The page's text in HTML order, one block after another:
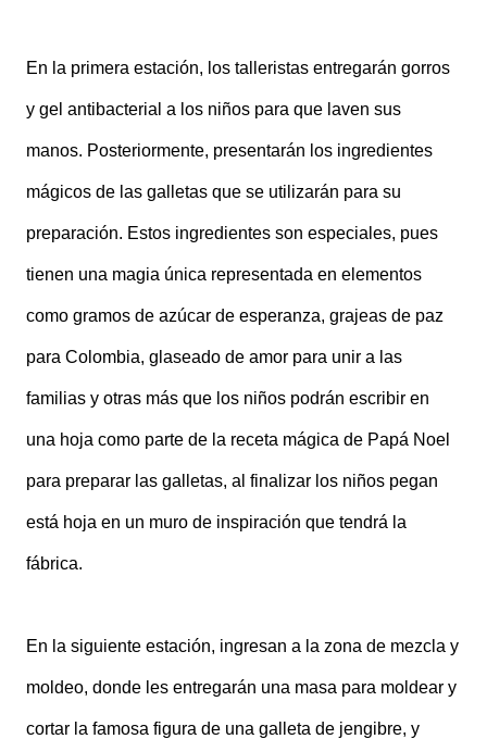
En la primera estación, los talleristas entregarán gorros
y gel antibacterial a los niños para que laven sus
manos. Posteriormente, presentarán los ingredientes
mágicos de las galletas que se utilizarán para su
preparación. Estos ingredientes son especiales, pues
tienen una magia única representada en elementos
como gramos de azúcar de esperanza, grajeas de paz
para Colombia, glaseado de amor para unir a las
familias y otras más que los niños podrán escribir en
una hoja como parte de la receta mágica de Papá Noel
para preparar las galletas, al finalizar los niños pegan
está hoja en un muro de inspiración que tendrá la
fábrica.
En la siguiente estación, ingresan a la zona de mezcla y
moldeo, donde les entregarán una masa para moldear y
cortar la famosa figura de una galleta de jengibre, y